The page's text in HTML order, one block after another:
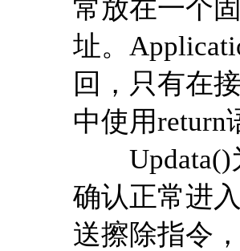
常放在一个
址。
回，只有在
中使用return
Updata()
确认正常进
送擦除指令